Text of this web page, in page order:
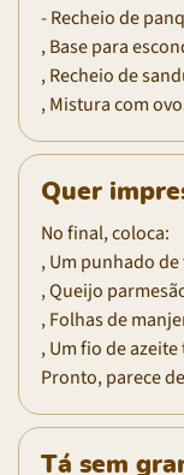
- Recheio de
, Base para
, Recheio de
, Mistura com
Quer
No final, coloca:
, Um punhado
, Queijo
, Folhas de
, Um fio de
Pronto, parece
Tá sem